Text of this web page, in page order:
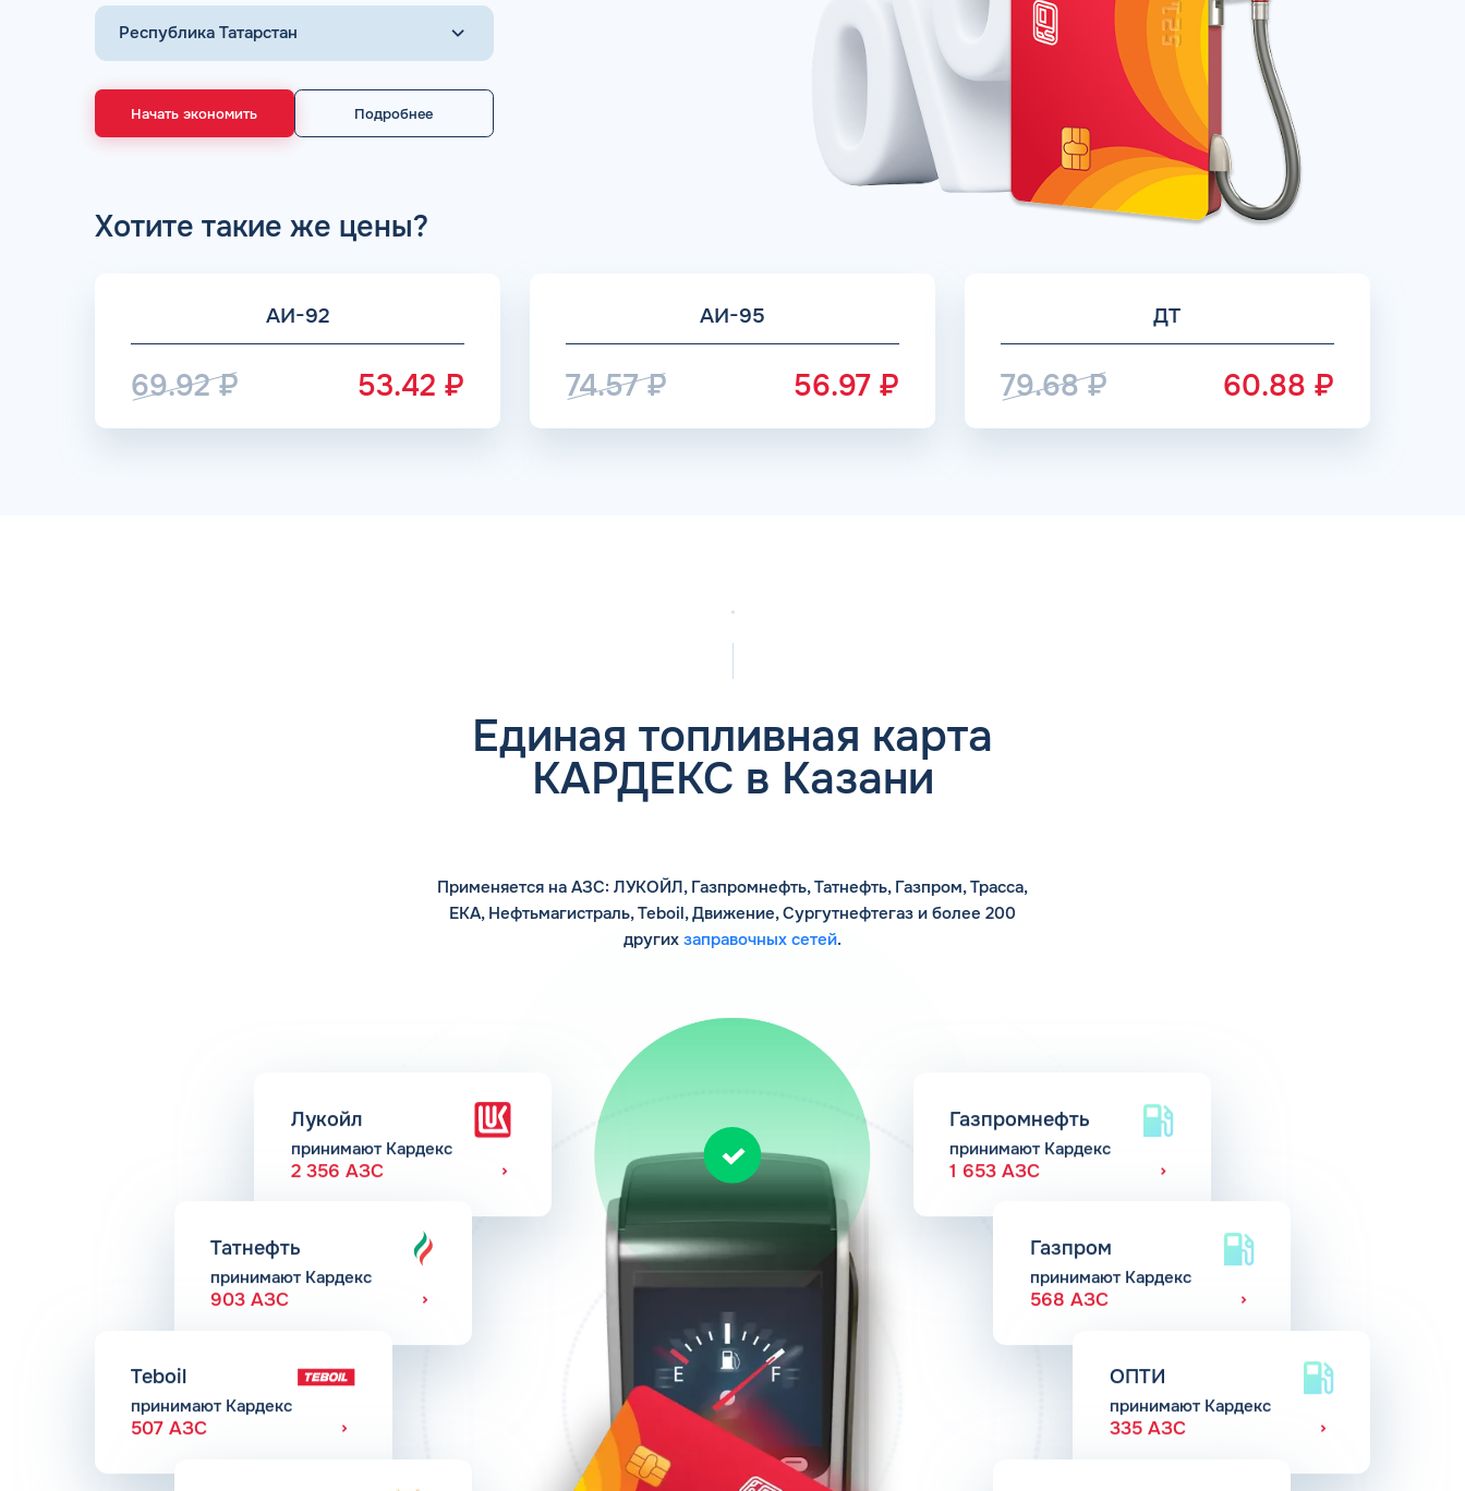
Начать экономить Подробнее
Хотите такие же цены?
АИ-92
69.92₽ 53.42 ₽
АИ-95
74.57₽ 56.97₽
ДТ
79.68₽ 60.88 ₽
Единая топливная карта
КАРДЕКС в Казани
Применяется на АЗС: ЛУКОЙЛ, Газпромнефть, Татнефть, Газпром, Трасса,
ЕКА, Нефтьмагистраль, Teboil, Движение, Сургутнефтегаз и более 200
других заправочных сетей.
Лукойл
принимают Кардекс
2 356 АЗС
Газпромнефть
принимают Кардекс
1 653 АЗС
Татнефть
принимают Кардекс
903 АЗС
Газпром
принимают Кардекс
568 АЗС
Teboil
принимают Кардекс
507 АЗС
ОПТИ
принимают Кардекс
335 АЗС
мгновенное заключение Договора и выпуск карт в
Email*
Комментарий
Для юр. лиц и ИПЗАВТРА